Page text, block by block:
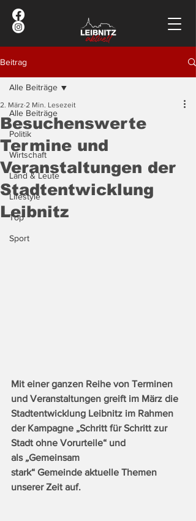
Beitrag
Alle Beiträge
Politik
Wirtschaft
Land & Leute
Lifestyle
Top
Sport
Alle Beiträge
Besuchenswerte
Termine und
Veranstaltungen der
Stadtentwicklung
Leibnitz
2. März 2 Min. Lesezeit
Mit einer ganzen Reihe von Terminen
und Veranstaltungen greift im März die
Stadtentwicklung Leibnitz im Rahmen
der Kampagne „Schritt für Schritt zur
Stadt ohne Vorurteile“ und
als „Gemeinsam
stark“ Gemeinde aktuelle Themen
unserer Zeit auf.